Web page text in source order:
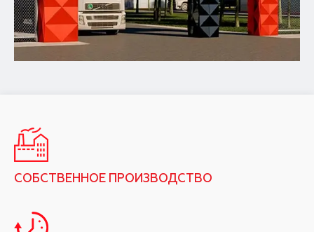
СОБСТВЕННОЕ ПРОИЗВОДСТВО